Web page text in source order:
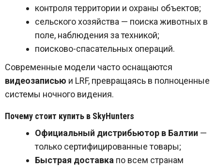
контроля территории и охраны объектов;
сельского хозяйства — поиска животных в
поле, наблюдения за техникой;
поисково-спасательных операций.
Современные модели часто оснащаются
видеозаписью и LRF, превращаясь в полноценные
системы ночного видения.
Почему стоит купить в SkyHunters
Официальный дистрибьютор в Балтии —
только сертифицированные товары;
Быстрая доставкапо всем странам